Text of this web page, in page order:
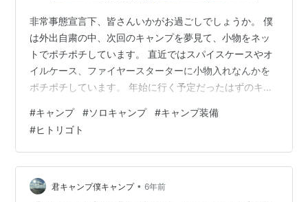
非常事態宣言下、皆さんいかがお過ごしでしょうか。 僕
は外出自粛の中、次回のキャンプを夢見て、小物をネッ
トでポチポチしています。 直近ではスパイスケースやオ
イルケース、ファイヤースターターに小物入れなんかを
ポチポチしています。 年始に行く予定だったはずのキャ
増えてく小物を横目に、どこか寂しげに自宅のキャンプ
ギアコーナーで佇んでいます。 正面に掛かっているのは
デイキャンや釣り用のバックパックです。 写真の1番右に
写っているのがテント泊用のホークギアの80Lのバック
パックです。 そしてポチポチだけではキャンプへの想い
#キャンプ #ソロキャンプ #キャンプ装備
#ヒトリゴト
君キャンプ僕キャンプ • 6年前